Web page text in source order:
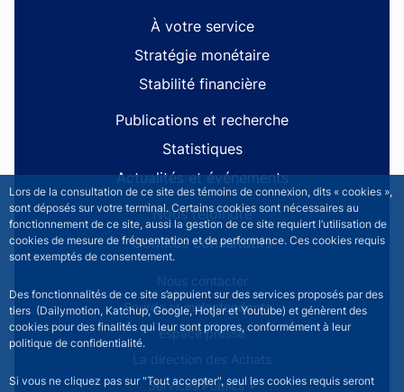
Lors de la consultation de ce site des témoins de connexion, dits « cookies »,
sont déposés sur votre terminal. Certains cookies sont nécessaires au
fonctionnement de ce site, aussi la gestion de ce site requiert l’utilisation de
cookies de mesure de fréquentation et de performance. Ces cookies requis
sont exemptés de consentement.
Des fonctionnalités de ce site s’appuient sur des services proposés par des
tiers (Dailymotion, Katchup, Google, Hotjar et Youtube) et génèrent des
cookies pour des finalités qui leur sont propres, conformément à leur
politique de confidentialité.
Si vous ne cliquez pas sur "Tout accepter", seul les cookies requis seront
À votre service
Stratégie monétaire
Stabilité financière
Publications et recherche
Statistiques
Actualités et événements
Nous rejoindre
Comités consultatifs
Footer secondary menuNous contacter
Sourds et malentendants
Espace presse
La direction des Achats
Services Publics +